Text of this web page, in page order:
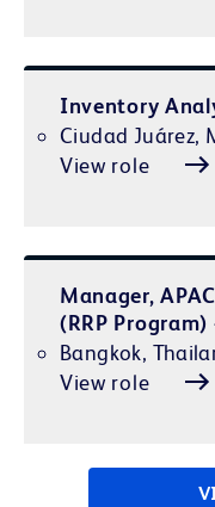
Inventory
Ciudad Juárez,
View role
Manager,
(RRP
Bangkok,
View role